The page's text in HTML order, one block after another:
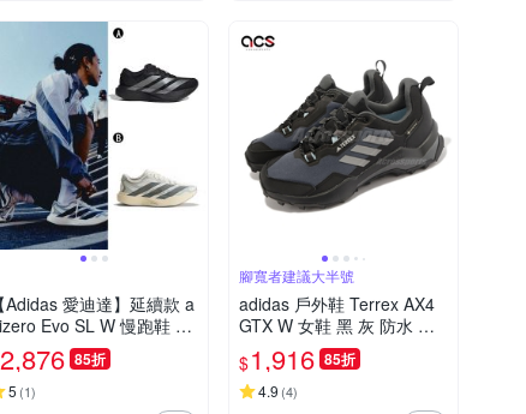
【Adidas 愛迪達】延續款 a
Evo SL W 慢跑鞋 運
動鞋 女 A-JP7147 B-KJ044
2,876 85折
5 (1)
腳寬者建議大半號
adidas 戶外鞋 Terrex AX4
GTX W 女鞋 黑 灰 防水 登
山 越野 郊山 愛迪達 HQ105
1
$1,916 85折
4.9 (4)